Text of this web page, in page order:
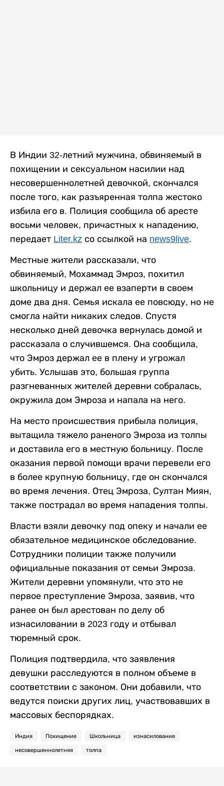
В Индии 32-летний мужчина, обвиняемый в
похищении и сексуальном насилии над
несовершеннолетней девочкой, скончался
после того, как разъяренная толпа жестоко
избила его в. Полиция сообщила об аресте
восьми человек, причастных к нападению,
передает Liter.kz со ссылкой на news9live.
Местные жители рассказали, что
обвиняемый, Мохаммад Эмроз, похитил
школьницу и держал ее взаперти в своем
доме два дня. Семья искала ее повсюду, но не
смогла найти никаких следов. Спустя
несколько дней девочка вернулась домой и
рассказала о случившемся. Она сообщила,
что Эмроз держал ее в плену и угрожал
убить. Услышав это, большая группа
разгневанных жителей деревни собралась,
окружила дом Эмроза и напала на него.
На место происшествия прибыла полиция,
вытащила тяжело раненого Эмроза из толпы
и доставила его в местную больницу. После
оказания первой помощи врачи перевели его
в более крупную больницу, где он скончался
во время лечения. Отец Эмроза, Султан Миян,
также пострадал во время нападения толпы.
Власти взяли девочку под опеку и начали ее
обязательное медицинское обследование.
Сотрудники полиции также получили
официальные показания от семьи Эмроза.
Жители деревни упомянули, что это не
первое преступление Эмроза, заявив, что
ранее он был арестован по делу об
изнасиловании в 2023 году и отбывал
тюремный срок.
Полиция подтвердила, что заявления
девушки расследуются в полном объеме в
соответствии с законом. Они добавили, что
ведутся поиски других лиц, участвовавших в
массовых беспорядках.
Индия Похищение Школьница изнасилование
несовершеннолетняя толпа